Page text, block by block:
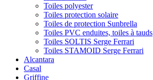
Toiles polyester
Toiles protection solaire
Toiles de protection Sunbrella
Toiles PVC enduites, toiles à tauds
Toiles SOLTIS Serge Ferrari
Toiles STAMOID Serge Ferrari
Alcantara
Casal
Griffine